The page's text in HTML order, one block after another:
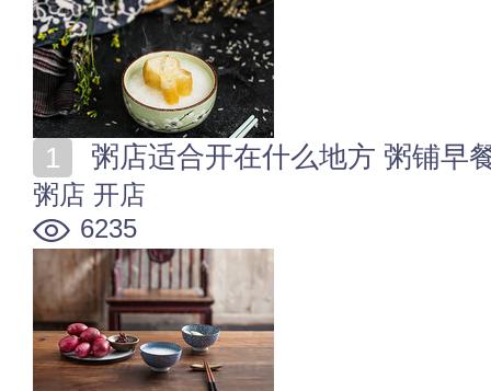
粥店适合开在什么地方 粥铺早
粥店 开店
6235